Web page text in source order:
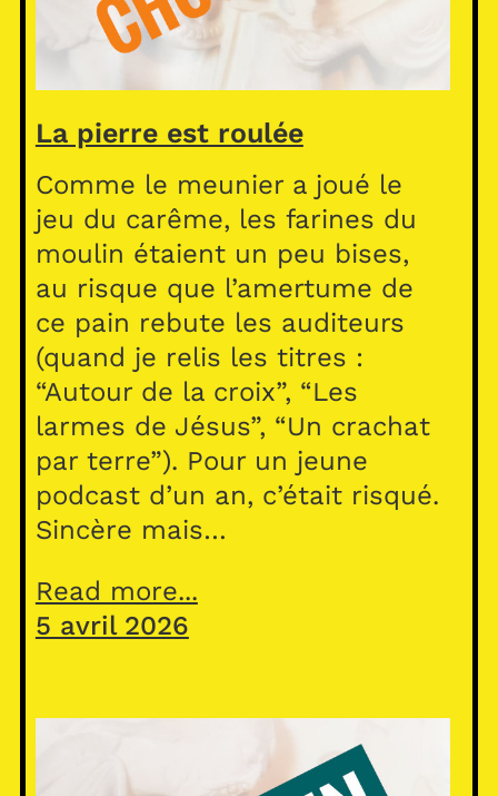
La pierre est roulée
Comme le meunier a joué le
jeu du carême, les farines du
moulin étaient un peu bises,
au risque que l’amertume de
ce pain rebute les auditeurs
(quand je relis les titres :
“Autour de la croix”, “Les
larmes de Jésus”, “Un crachat
par terre”). Pour un jeune
podcast d’un an, c’était risqué.
Sincère mais…
Read more...
5 avril 2026